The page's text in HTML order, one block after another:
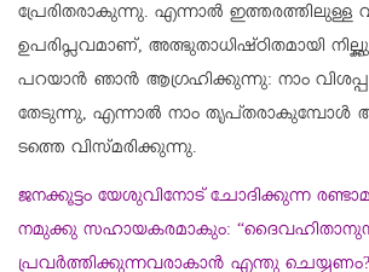
പ്രേരിതരാകുന്നു. എന്നാൽ ഇത്തരത്തിലുള്ള
ഉപരിപ്ലവമാണ്, അത്ഭുതാധിഷ്ഠിതമായി
പറയാൻ ഞാൻ ആഗ്രഹിക്കുന്നു: നാം
തേടുന്നു, എന്നാൽ നാം തൃപ്തരാകുമ്പോൾ
ടത്തെ വിസ്മരിക്കുന്നു.
ജനക്കൂട്ടം യേശുവിനോട് ചോദിക്കുന്ന
നമുക്കു സഹായകരമാകും:
പ്രവർത്തിക്കുന്നവരാകാൻ എന്തു